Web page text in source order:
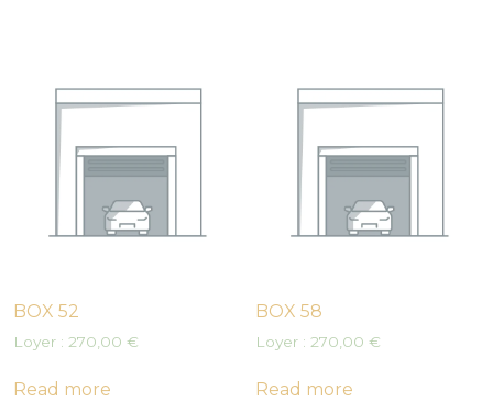
BOX 52
Loyer : 270,00 €
Read more
BOX 58
Loyer :270,00€
Read more